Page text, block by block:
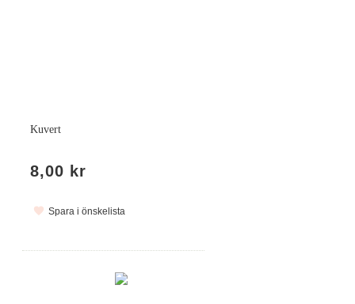
Kuvert
8,00 kr
Spara i önskelista